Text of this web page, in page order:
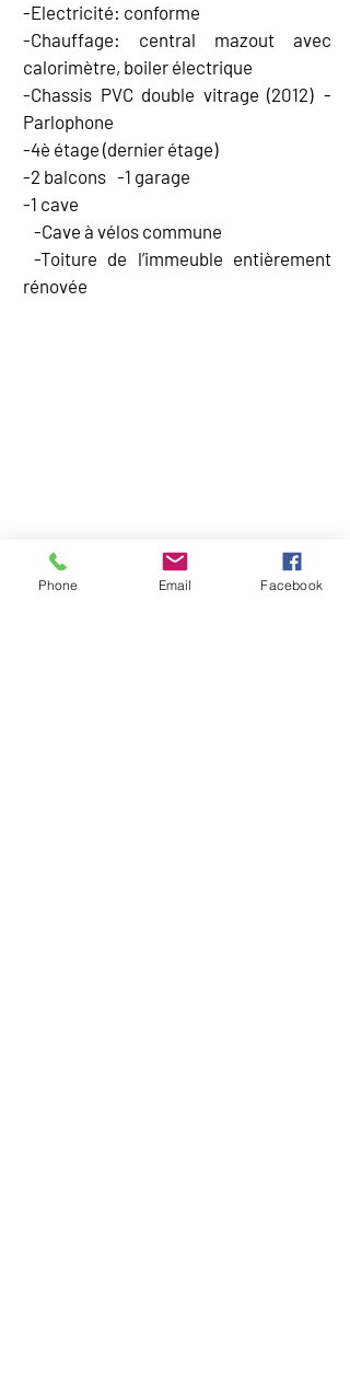
-Electricité: conforme
-Chauffage: central mazout avec
calorimètre, boiler électrique
-Chassis PVC double vitrage (2012) -
Parlophone
-4è étage (dernier étage)
-2 balcons -1 garage
-1 cave
-Cave à vélos commune
-Toiture de l’immeuble entièrement
rénovée
Phone Email Facebook